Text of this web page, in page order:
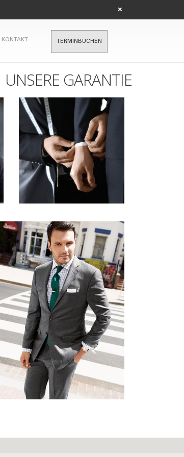
×
KONTAKT TERMINBUCHEN
UNSERE GARANTIE